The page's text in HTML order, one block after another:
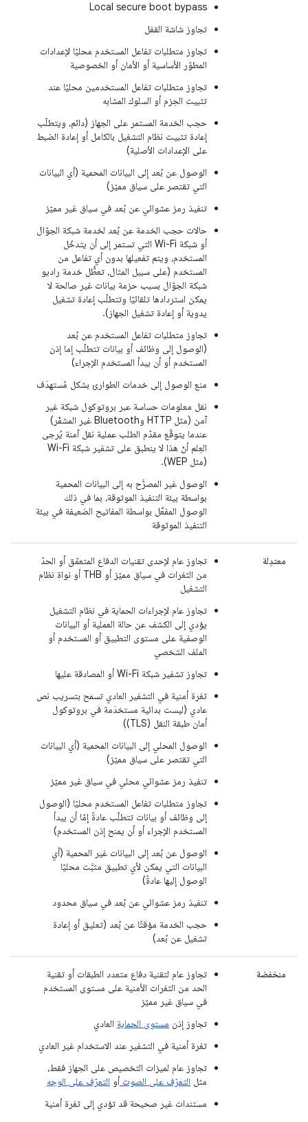
Local secure boot bypass
تجاوز شاشة القفل
تجاوز متطلبات تفاعل المستخدم محليًا لإعدادات
المطوّر الأساسية أو الأمان أو الخصوصية
تجاوز متطلبات تفاعل المستخدمين محليًا عند
تثبيت الحِزم أو السلوك المشابه
حجب الخدمة المستمر على الجهاز (دائم، ويتطلّب
إعادة تثبيت نظام التشغيل بالكامل أو إعادة الضبط
على الإعدادات الأصلية)
الوصول عن بُعد إلى البيانات المحمية (أي البيانات
التي تقتصر على سياق مميّز)
تنفيذ رمز عشوائي عن بُعد في سياق غير مميّز
حالات حجب الخدمة عن بُعد لخدمة شبكة الجوّال
أو شبكة Wi-Fi التي تستمر إلى أن يتدخّل
المستخدم، ويتم تفعيلها بدون أي تفاعل من
المستخدم (على سبيل المثال، تعطُّل خدمة راديو
شبكة الجوّال بسبب حزمة بيانات غير صالحة لا
يمكن استردادها تلقائيًا وتتطلّب إعادة تشغيل
يدوية أو إعادة تشغيل الجهاز).
تجاوز متطلبات تفاعل المستخدم عن بُعد
(الوصول إلى وظائف أو بيانات تتطلّب إما إذن
المستخدم أو أن يبدأ المستخدم الإجراء)
منع الوصول إلى خدمات الطوارئ بشكل مُستهدَف
نقل معلومات حساسة عبر بروتوكول شبكة غير
آمن (مثل HTTP وBluetooth غير المشفّر)
عندما يتوقّع مقدّم الطلب عملية نقل آمنة يُرجى
العِلم أنّ هذا لا ينطبق على تشفير شبكة Wi-Fi
(مثل WEP).
الوصول غير المصرَّح به إلى البيانات المحمية
بواسطة بيئة التنفيذ الموثوقة، بما في ذلك
الوصول المفعَّل بواسطة المفاتيح الضعيفة في بيئة
التنفيذ الموثوقة
معتدِلة
تجاوز عام لإحدى تقنيات الدفاع المتعمّق أو الحدّ
من الثغرات في سياق مميّز أو THB أو نواة نظام
التشغيل
تجاوز عام لإجراءات الحماية في نظام التشغيل
يؤدي إلى الكشف عن حالة العملية أو البيانات
الوصفية على مستوى التطبيق أو المستخدم أو
الملف الشخصي
تجاوز تشفير شبكة Wi-Fi أو المصادقة عليها
ثغرة أمنية في التشفير العادي تسمح بتسريب نص
عادي (ليست بدائية مستخدَمة في بروتوكول
أمان طبقة النقل (TLS))
الوصول المحلي إلى البيانات المحمية (أي البيانات
التي تقتصر على سياق مميّز)
تنفيذ رمز عشوائي محلي في سياق غير مميّز
تجاوز متطلبات تفاعل المستخدم محليًا (الوصول
إلى وظائف أو بيانات تتطلّب عادةً إمّا أن يبدأ
المستخدم الإجراء أو أن يمنح إذن المستخدم)
الوصول عن بُعد إلى البيانات غير المحمية (أي
البيانات التي يمكن لأي تطبيق مثبَّت محليًا
الوصول إليها عادةً)
تنفيذ رمز عشوائي عن بُعد في سياق محدود
حجب الخدمة مؤقتًا عن بُعد (تعليق أو إعادة
تشغيل عن بُعد)
منخفضة
تجاوز عام لتقنية دفاع متعدد الطبقات أو تقنية
الحد من الثغرات الأمنية على مستوى المستخدم
في سياق غير مميّز
تجاوز إذن مستوى الحماية العادي
ثغرة أمنية في التشفير عند الاستخدام غير العادي
تجاوز عام لميزات التخصيص على الجهاز فقط،
مثل التعرّف على الصوت أو التعرّف على الوجه
مستندات غير صحيحة قد تؤدي إلى ثغرة أمنية